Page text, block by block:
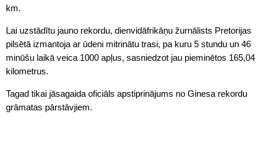
km.
Lai uzstādītu jauno rekordu, dienvidāfrikāņu žurnālists Pretorijas
pilsētā izmantoja ar ūdeni mitrinātu trasi, pa kuru 5 stundu un 46
minūšu laikā veica 1000 apļus, sasniedzot jau pieminētos 165,04
kilometrus.
Tagad tikai jāsagaida oficiāls apstiprinājums no Ginesa rekordu
grāmatas pārstāvjiem.